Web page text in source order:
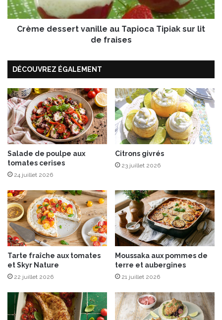
e
s
e
a
u
x
d
e
P
a
r
m
s
a
n
s
s
v
n
i
l
l
e
a
u
T
a
p
o
c
a
T
i
p
a
k
Crème dessert vanille au Tapioca Tipiak sur lit
de fraises
DÉCOUVREZ ÉGALEMENT
Salade de poulpe aux
tomates cerises
24 juillet 2026
Citrons givrés
23 juillet 2026
Tarte fraîche aux tomates
et Skyr Nature
22 juillet 2026
Moussaka aux pommes de
terre et aubergines
21 juillet 2026